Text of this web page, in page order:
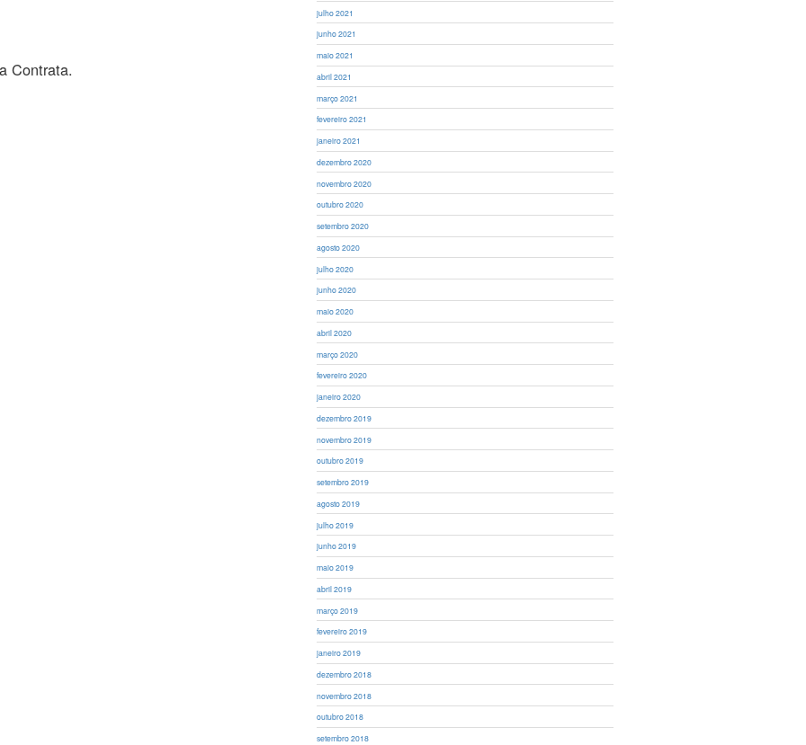
Contrata.
julho 2021
junho 2021
maio 2021
abril 2021
março 2021
fevereiro 2021
janeiro 2021
dezembro 2020
novembro 2020
outubro 2020
setembro 2020
agosto 2020
julho 2020
junho 2020
maio 2020
abril 2020
março 2020
fevereiro 2020
janeiro 2020
dezembro 2019
novembro 2019
outubro 2019
setembro 2019
agosto 2019
julho 2019
junho 2019
maio 2019
abril 2019
março 2019
fevereiro 2019
janeiro 2019
dezembro 2018
novembro 2018
outubro 2018
setembro 2018